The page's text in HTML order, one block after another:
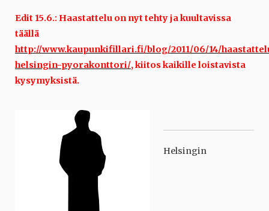
Edit 15.6.: Haastattelu on nyt tehty ja kuultavissa
täällä
http://www.kaupunkifillari.fi/blog/2011/06/14/
helsingin-pyorakonttori/, kiitos kaikille loistavista
kysymyksistä.
Helsingin